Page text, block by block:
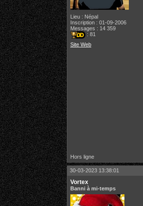
Lieu : Népal
Inscription : 01-09-2006
Messages : 14 359
: 81
Site Web
Hors ligne
30-03-2023 13:38:01
Vortex
Banni à mi-temps